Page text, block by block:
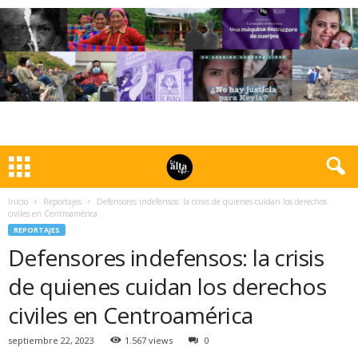
Inicio Reportajes
Defensores indefensos: la crisis de quienes cuidan los derechos
civiles en Centroamérica
REPORTAJES
Defensores indefensos: la crisis
de quienes cuidan los derechos
civiles en Centroamérica
septiembre 22, 2023 1.567 views 0